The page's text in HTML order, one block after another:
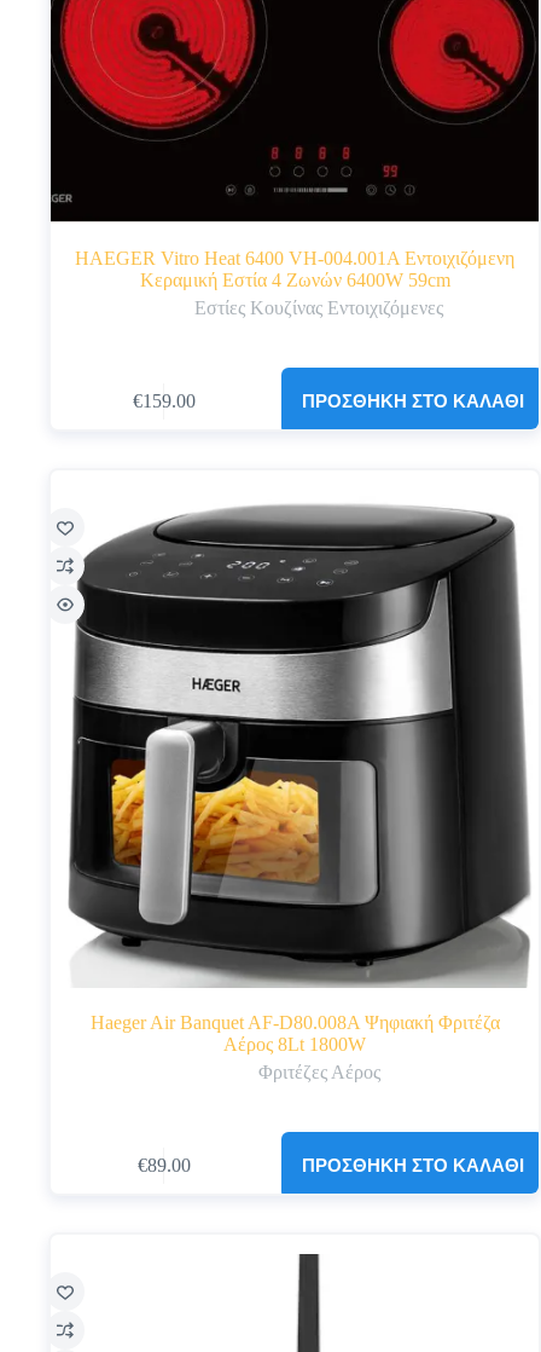
HAEGER Vitro Heat 6400 VH-004.001A Εντοιχιζόμενη
Κεραμική Εστία 4 Ζωνών 6400W 59cm
Εστίες Κουζίνας Εντοιχιζόμενες
€159.00 ΠΡΟΣΘΉΚΗ ΣΤΟ ΚΑΛΆΘΙ
Haeger Air Banquet AF-D80.008A Ψηφιακή Φριτέζα
Αέρος 8Lt 1800W
Φριτέζες Αέρος
€89.00 ΠΡΟΣΘΉΚΗ ΣΤΟ ΚΑΛΆΘΙ